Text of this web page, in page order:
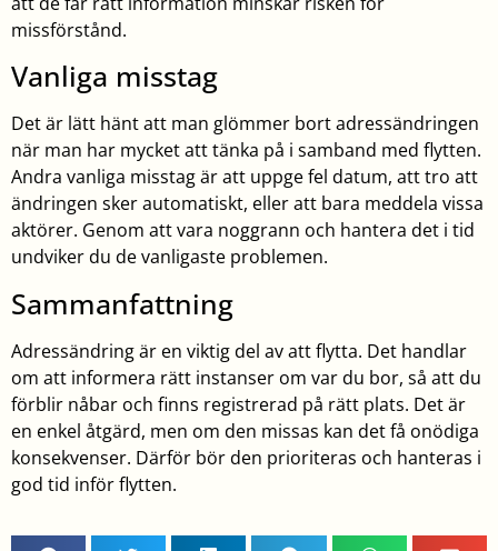
missförstånd.
Vanliga misstag
Det är lätt hänt att man glömmer bort adressändringen
när man har mycket att tänka på i samband med flytten.
Andra vanliga misstag är att uppge fel datum, att tro att
ändringen sker automatiskt, eller att bara meddela vissa
aktörer. Genom att vara noggrann och hantera det i tid
undviker du de vanligaste problemen.
Sammanfattning
Adressändring är en viktig del av att flytta. Det handlar
om att informera rätt instanser om var du bor, så att du
förblir nåbar och finns registrerad på rätt plats. Det är
en enkel åtgärd, men om den missas kan det få onödiga
konsekvenser. Därför bör den prioriteras och hanteras i
god tid inför flytten.